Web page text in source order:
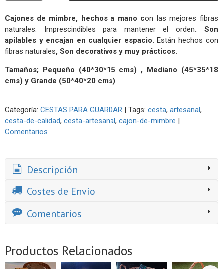
Cajones de mimbre, hechos a mano con las mejores fibras
naturales. Imprescindibles para mantener el orden. Son
apilables y encajan en cualquier espacio. Están hechos con
fibras naturales, Son decorativos y muy prácticos.
Tamaños; Pequeño (40*30*15 cms) , Mediano (45*35*18
cms) y Grande (50*40*20 cms)
Categoría: CESTAS PARA GUARDAR | Tags: cesta artesanal
cesta-de-calidad cesta-artesanal cajon-de-mimbre |
Comentarios
Descripción
Costes de Envío
Comentarios
Productos Relacionados